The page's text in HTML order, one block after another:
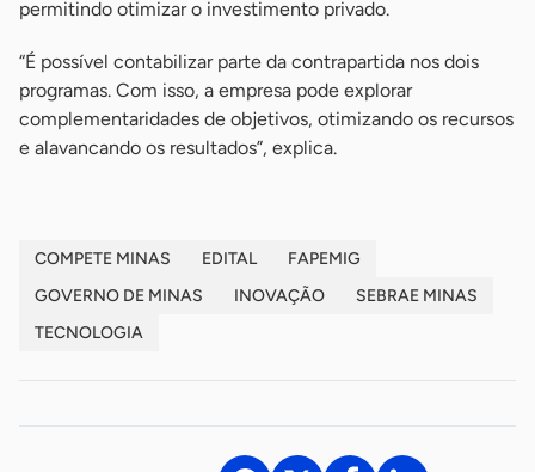
permitindo otimizar o investimento privado.
“É possível contabilizar parte da contrapartida nos dois
programas. Com isso, a empresa pode explorar
complementaridades de objetivos, otimizando os recursos
e alavancando os resultados”, explica.
COMPETE MINAS EDITAL
FAPEMIG
GOVERNO DE MINAS
INOVAÇÃO
SEBRAE MINAS
TECNOLOGIA